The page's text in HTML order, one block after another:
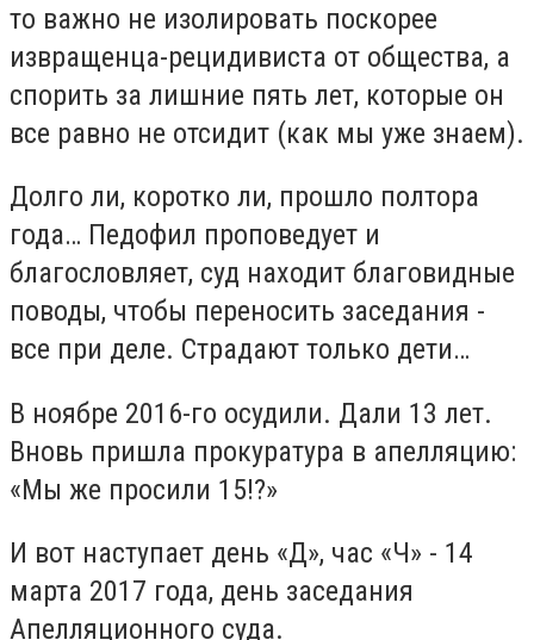
то важно не изолировать поскорее
извращенца-рецидивиста от общества, а
спорить за лишние пять лет, которые он
все равно не отсидит (как мы уже знаем).
Долго ли, коротко ли, прошло полтора
года… Педофил проповедует и
благословляет, суд находит благовидные
поводы, чтобы переносить заседания -
все при деле. Страдают только дети…
В ноябре 2016-го осудили. Дали 13 лет.
Вновь пришла прокуратура в апелляцию:
«Мы же просили 15!?»
И вот наступает день «Д», час «Ч» - 14
марта 2017 года, день заседания
Апелляционного суда.